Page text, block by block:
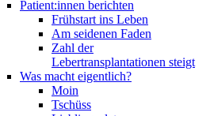
Patient:innen berichten
Frühstart ins Leben
Am seidenen Faden
Zahl der
Lebertransplantationen steigt
Was macht eigentlich?
Moin
Tschüss